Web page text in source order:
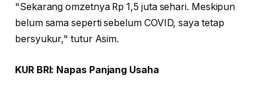
"Sekarang omzetnya Rp 1,5 juta sehari. Meskipun
belum sama seperti sebelum COVID, saya tetap
bersyukur," tutur Asim.
KUR BRI: Napas Panjang Usaha